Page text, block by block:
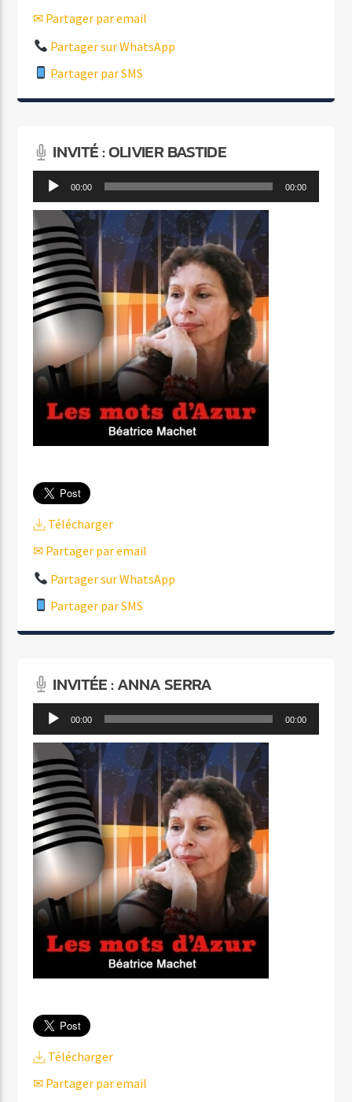
✉ Partager par email
Partager sur WhatsApp
Partager par SMS
INVITÉ : OLIVIER BASTIDE
Lecteur 00:00 00:00
Télécharger
✉ Partager par email
Partager sur WhatsApp
Partager par SMS
INVITÉE : ANNA SERRA
Lecteur 00:00 00:00
Télécharger
✉ Partager par email